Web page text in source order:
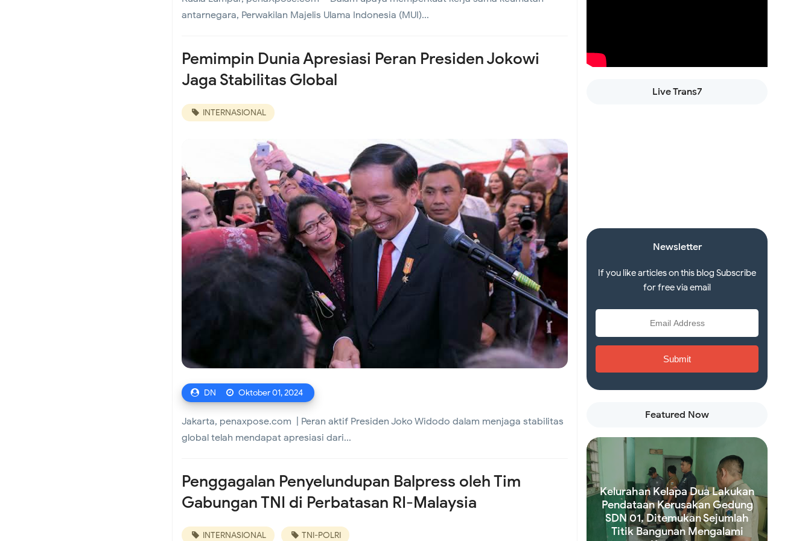
untuk Masyarakat
Koramil 02/Tambora Perkuat Sinergi Tiga Pilar di Duri Selatan, Ajak Warga Jaga Keamanan
dan Dukung Program Pemilahan Sampah
Babinsa Koramil 02/Tambora Perkuat Siskamling di Krendang, Tingkatkan Kewaspadaan
Demi Keamanan Warga
Kelurahan Kelapa Dua Lakukan Pendataan Kerusakan Gedung SDN 01, Ditemukan
Sejumlah Titik Bangunan Mengalami Kerusakan
antarnegara, Perwakilan Majelis Ulama Indonesia (MUI)...
Pemimpin Dunia Apresiasi Peran Presiden Jokowi
Jaga Stabilitas Global
INTERNASIONAL
DN Oktober 01, 2024
Jakarta, penaxpose.com | Peran aktif Presiden Joko Widodo dalam menjaga stabilitas
global telah mendapat apresiasi dari...
Penggagalan Penyelundupan Balpress oleh Tim
Gabungan TNI di Perbatasan RI-Malaysia
INTERNASIONAL TNI-POLRI
Live Trans7
Newsletter
If you like articles on this blog Subscribe
for free via email
Featured Now
Kelurahan Kelapa Dua Lakukan
Pendataan Kerusakan Gedung
SDN 01, Ditemukan Sejumlah
Titik Bangunan Mengalami